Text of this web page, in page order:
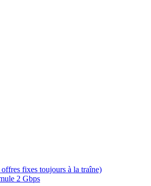
fixes toujours à la traîne)
2 Gbps